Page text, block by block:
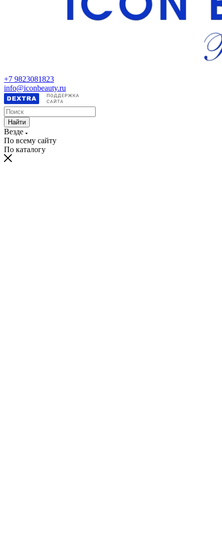
+7 9823081823
info@iconbeauty.ru
Найти
Везде
По всему сайту
По каталогу